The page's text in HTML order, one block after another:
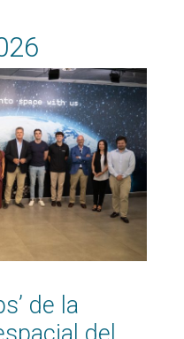
de la
del